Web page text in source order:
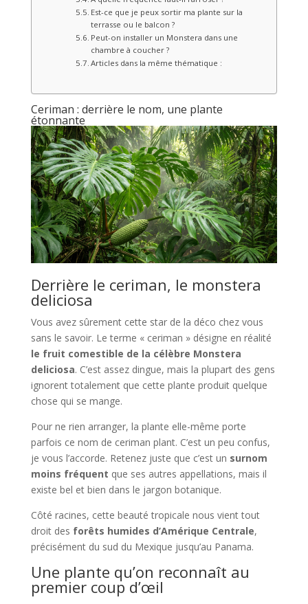
Est-ce que je peux sortir ma plante sur la
terrasse ou le balcon ?
Peut-on installer un Monstera dans une
chambre à coucher ?
Articles dans la même thématique :
Ceriman : derrière le nom, une plante
étonnante
Derrière le ceriman, le monstera
deliciosa
Vous avez sûrement cette star de la déco chez vous
sans le savoir. Le terme « ceriman » désigne en réalité
le fruit comestible de la célèbre Monstera
deliciosa. C’est assez dingue, mais la plupart des gens
ignorent totalement que cette plante produit quelque
chose qui se mange.
Pour ne rien arranger, la plante elle-même porte
parfois ce nom de ceriman plant. C’est un peu confus,
je vous l’accorde. Retenez juste que c’est un surnom
moins fréquent que ses autres appellations, mais il
existe bel et bien dans le jargon botanique.
Côté racines, cette beauté tropicale nous vient tout
droit des forêts humides d’Amérique Centrale,
précisément du sud du Mexique jusqu’au Panama.
Une plante qu’on reconnaît au
premier coup d’œil